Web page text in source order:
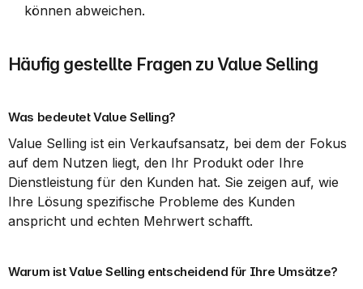
können abweichen.
Häufig gestellte Fragen zu Value Selling
Was bedeutet Value Selling?
Value Selling ist ein Verkaufsansatz, bei dem der Fokus
auf dem Nutzen liegt, den Ihr Produkt oder Ihre
Dienstleistung für den Kunden hat. Sie zeigen auf, wie
Ihre Lösung spezifische Probleme des Kunden
anspricht und echten Mehrwert schafft.
Warum ist Value Selling entscheidend für Ihre Umsätze?